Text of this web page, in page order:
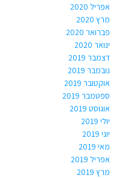
אפריל 2020
מרץ 2020
פברואר 2020
ינואר 2020
דצמבר 2019
נובמבר 2019
אוקטובר 2019
ספטמבר 2019
אוגוסט 2019
יולי 2019
יוני 2019
מאי 2019
אפריל 2019
מרץ 2019